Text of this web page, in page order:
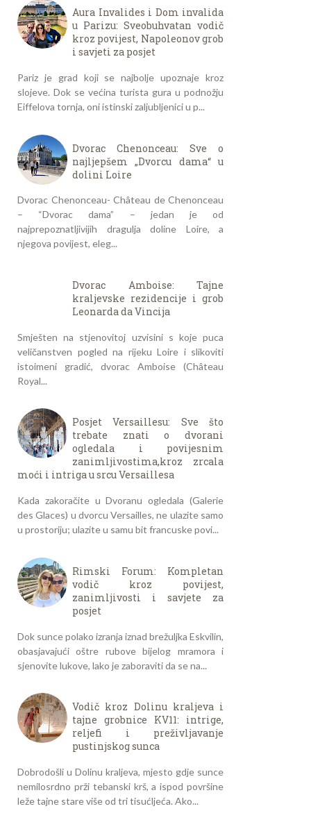
Aura Invalides i Dom invalida
u Parizu: Sveobuhvatan vodič
kroz povijest, Napoleonov grob
i savjeti za posjet
Pariz je grad koji se najbolje upoznaje kroz
slojeve. Dok se većina turista gura u podnožju
Eiffelova tornja, oni istinski zaljubljenici u p...
Dvorac Chenonceau: Sve o
najljepšem „Dvorcu dama“ u
dolini Loire
Dvorac Chenonceau- Château de Chenonceau
– “Dvorac dama” – jedan je od
najprepoznatljivijih dragulja doline Loire, a
njegova povijest, eleg...
Dvorac Amboise: Tajne
kraljevske rezidencije i grob
Leonarda da Vincija
Smješten na stjenovitoj uzvisini s koje puca
veličanstven pogled na rijeku Loire i slikoviti
istoimeni gradić, dvorac Amboise (Château
Royal...
Posjet Versaillesu: Sve što
trebate znati o dvorani
ogledala i povijesnim
zanimljivostima,kroz zrcala
moći i intriga u srcu Versaillesa
Kada zakoračite u Dvoranu ogledala (Galerie
des Glaces) u dvorcu Versailles, ne ulazite samo
u prostoriju; ulazite u samu bit francuske povi...
Rimski Forum: Kompletan
vodič kroz povijest,
zanimljivosti i savjete za
posjet
Dok sunce polako izranja iznad brežuljka Eskvilin,
obasjavajući oštre rubove bijelog mramora i
sjenovite lukove, lako je zaboraviti da se na...
Vodič kroz Dolinu kraljeva i
tajne grobnice KV11: intrige,
reljefi i preživljavanje
pustinjskog sunca
Dobrodošli u Dolinu kraljeva, mjesto gdje sunce
nemilosrdno prži tebanski krš, a ispod površine
leže tajne stare više od tri tisućljeća. Ako...